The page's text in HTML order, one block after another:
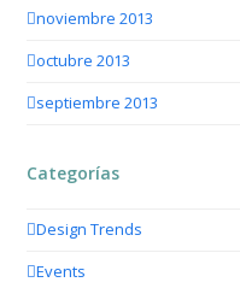
noviembre 2013
octubre 2013
septiembre 2013
Categorías
Design Trends
Events